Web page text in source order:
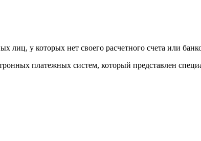
у которых нет своего расчетного счета или
платежных систем, который представлен